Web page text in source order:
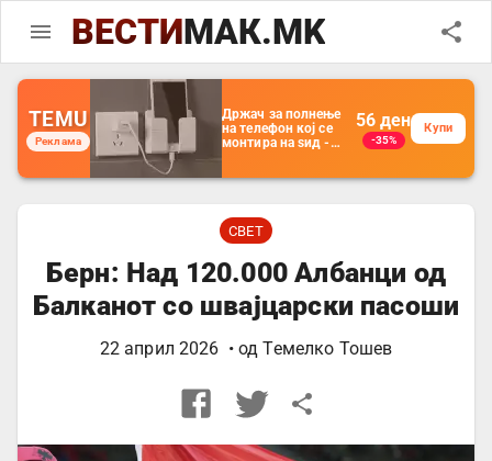
ВЕСТИМАК.MK
TEMU
Реклама
Држач за полнење
на телефон кој се
монтира на ѕид -
организатор за
далечински
управувач
56 ден
-35%
Купи
СВЕТ
Берн: Над 120.000 Албанци од
Балканот со швајцарски пасоши
22 април 2026 • одТемелко Тошев